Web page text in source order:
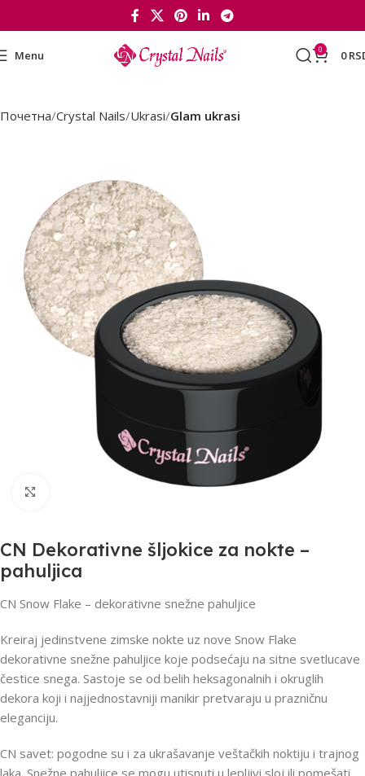
Menu 0 0
Почетна Crystal Nails Ukrasi Glam ukrasi
CN Dekorativne šljokice za nokte –
pahuljica
CN Snow Flake – dekorativne snežne pahuljice
Kreiraj jedinstvene zimske nokte uz nove Snow Flake
dekorativne snežne pahuljice koje podsećaju na sitne svetlucave
čestice snega. Sastoje se od belih heksagonalnih i okruglih
dekora koji i najjednostavniji manikir pretvaraju u prazničnu
eleganciju.
CN savet: pogodne su i za ukrašavanje veštačkih noktiju i trajnog
laka. Snežne pahuljice se mogu utisnuti u lepljivi sloj ili pomešati